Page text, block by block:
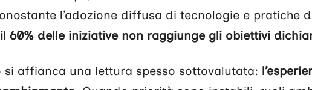
l’adozione diffusa di tecnologie e pratiche
60% delle iniziative non raggiunge gli obiettivi
si affianca una lettura spesso sottovalutata: